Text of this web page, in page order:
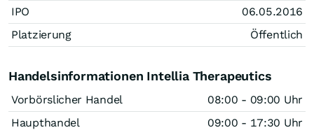
IPO
06.05.2016
Platzierung
Öffentlich
Handelsinformationen Intellia Therapeutics
Vorbörslicher Handel
08:00 - 09:00 Uhr
Haupthandel
09:00 - 17:30 Uhr